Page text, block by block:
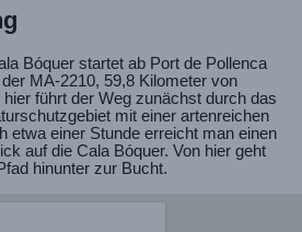
Bóquer startet ab Port de Pollenca
MA-2210, 59,8 Kilometer von
hier führt der Weg zunächst durch das
mit einer artenreichen
etwa einer Stunde erreicht man einen
auf die Cala Bóquer. Von hier geht
hinunter zur Bucht.